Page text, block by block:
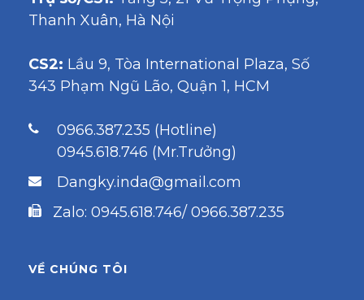
Thanh Xuân, Hà Nội
CS2: Lầu 9, Tòa International Plaza, Số
343 Phạm Ngũ Lão, Quận 1, HCM
0966.387.235 (Hotline)
0945.618.746 (Mr.Trưởng)
Dangky.inda@gmail.com
Zalo: 0945.618.746/ 0966.387.235
VỀ CHÚNG TÔI